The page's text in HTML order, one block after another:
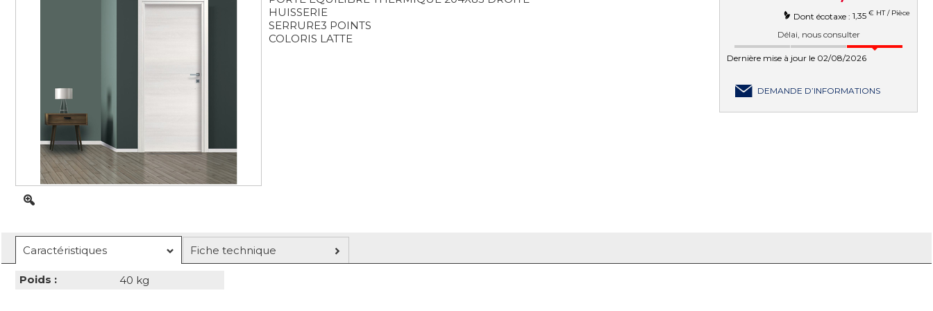
HUISSERIE
SERRURE3 POINTS
COLORIS LATTE
Dont écotaxe : 1,35 € HT / Pièce
Délai, nous consulter
Dernière mise à jour le 02/08/2026
DEMANDE D’INFORMATIONS
Caractéristiques Fiche technique
Poids : 40 kg